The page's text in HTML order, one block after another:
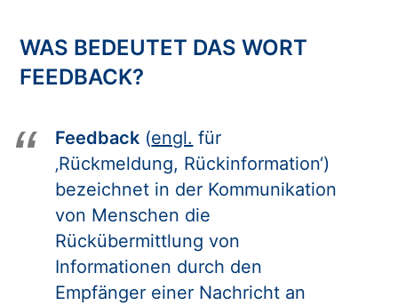
WAS BEDEUTET DAS WORT
FEEDBACK?
Feedback (engl. für
‚Rückmeldung, Rückinformation‘)
bezeichnet in der Kommunikation
von Menschen die
Rückübermittlung von
Informationen durch den
Empfänger einer Nachricht an